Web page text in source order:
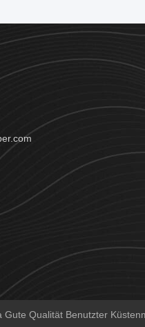
Gute Qualität Benutzter